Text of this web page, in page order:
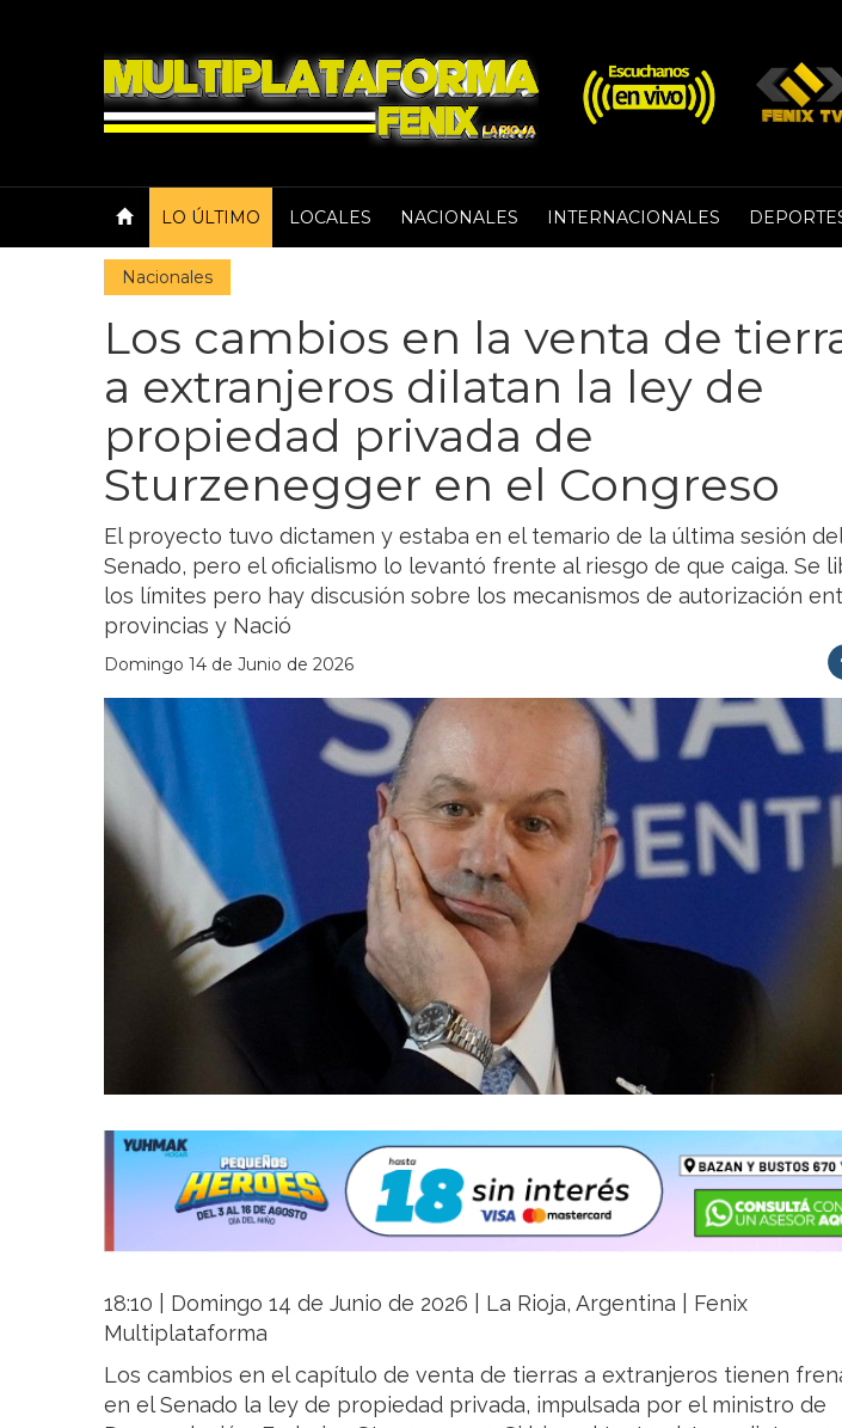
LO ÚLTIMO LOCALES NACIONALES INTERNACIONALES
Nacionales
Los cambios en la venta de
a extranjeros dilatan la ley de
propiedad privada de
Sturzenegger en el Congreso
El proyecto tuvo dictamen y estaba en el temario de la última sesión del
Senado, pero el oficialismo lo levantó frente al riesgo de que caiga. Se
los límites pero hay discusión sobre los mecanismos de autorización
provincias y Nació
Domingo 14 de Junio de 2026
18:10 | Domingo 14 de Junio de 2026 | La Rioja, Argentina | Fenix
Multiplataforma
Los cambios en el capítulo de venta de tierras a extranjeros tienen
en el Senado la ley de propiedad privada, impulsada por el ministro de